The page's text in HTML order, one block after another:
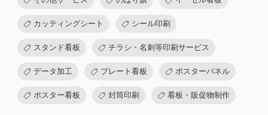
カッティングシート シール印刷
スタンド看板 チラシ・名刺等印刷サービス
データ加工 プレート看板 ポスターパネル
ポスター看板 封筒印刷 看板・販促物制作